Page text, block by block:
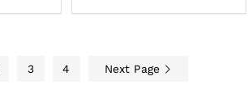
3 4 Next Page